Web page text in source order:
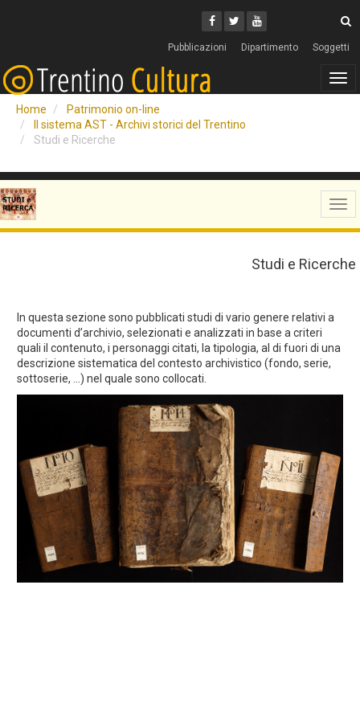
Facebook
Twitter
Youtube
Pubblicazioni Dipartimento Soggetti
Home
Patrimonio on-line
Il sistema AST - Archivi storici del Trentino
Studi e Ricerche
Studi e Ricerche
In questa sezione sono pubblicati studi di vario genere relativi a
documenti d’archivio, selezionati e analizzati in base a criteri
quali il contenuto, i personaggi citati, la tipologia, al di fuori di una
descrizione sistematica del contesto archivistico (fondo, serie,
sottoserie, ...) nel quale sono collocati.